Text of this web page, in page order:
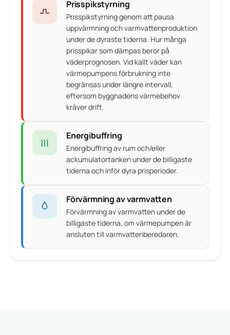
Prisspikstyrning
Prisspikstyrning genom att pausa
uppvärmning och varmvattenproduktion
under de dyraste tiderna. Hur många
prisspikar som dämpas beror på
väderprognosen. Vid kallt väder kan
värmepumpens förbrukning inte
begränsas under längre intervall,
eftersom byggnadens värmebehov
kräver drift.
Energibuffring
Energibuffring av rum och/eller
ackumulatortanken under de billigaste
tiderna och inför dyra prisperioder.
Förvärmning av varmvatten
Förvärmning av varmvatten under de
billigaste tiderna, om värmepumpen är
ansluten till varmvattenberedaren.